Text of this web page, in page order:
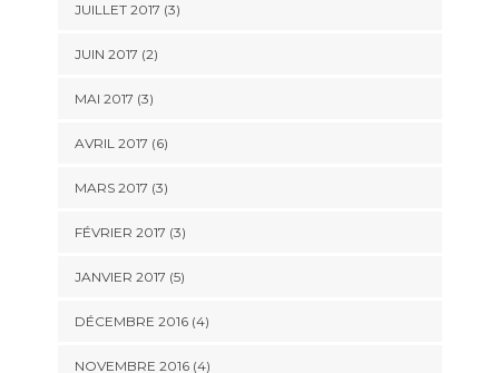
JUILLET 2017 (3)
JUIN 2017 (2)
MAI 2017 (3)
AVRIL 2017 (6)
MARS 2017 (3)
FÉVRIER 2017 (3)
JANVIER 2017 (5)
DÉCEMBRE 2016(4)
NOVEMBRE 2016(4)